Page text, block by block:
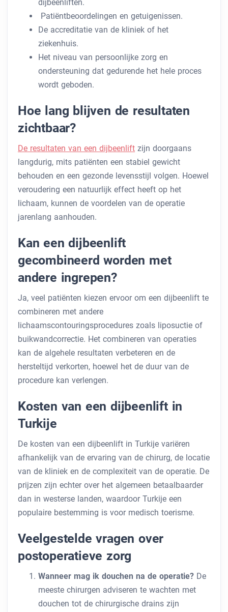
dijbeenliften.
Patiëntbeoordelingen en getuigenissen.
De accreditatie van de kliniek of het
ziekenhuis.
Het niveau van persoonlijke zorg en
ondersteuning dat gedurende het hele proces
wordt geboden.
Hoe lang blijven de resultaten
zichtbaar?
De resultaten van een dijbeenlift zijn doorgaans
langdurig, mits patiënten een stabiel gewicht
behouden en een gezonde levensstijl volgen. Hoewel
veroudering een natuurlijk effect heeft op het
lichaam, kunnen de voordelen van de operatie
jarenlang aanhouden.
Kan een dijbeenlift
gecombineerd worden met
andere ingrepen?
Ja, veel patiënten kiezen ervoor om een ​​dijbeenlift te
combineren met andere
lichaamscontouringsprocedures zoals liposuctie of
buikwandcorrectie. Het combineren van operaties
kan de algehele resultaten verbeteren en de
hersteltijd verkorten, hoewel het de duur van de
procedure kan verlengen.
Kosten van een dijbeenlift in
Turkije
De kosten van een dijbeenlift in Turkije variëren
afhankelijk van de ervaring van de chirurg, de locatie
van de kliniek en de complexiteit van de operatie. De
prijzen zijn echter over het algemeen betaalbaarder
dan in westerse landen, waardoor Turkije een
populaire bestemming is voor medisch toerisme.
Veelgestelde vragen over
postoperatieve zorg
Wanneer mag ik douchen na de operatie? De
meeste chirurgen adviseren te wachten met
douchen tot de chirurgische drains zijn